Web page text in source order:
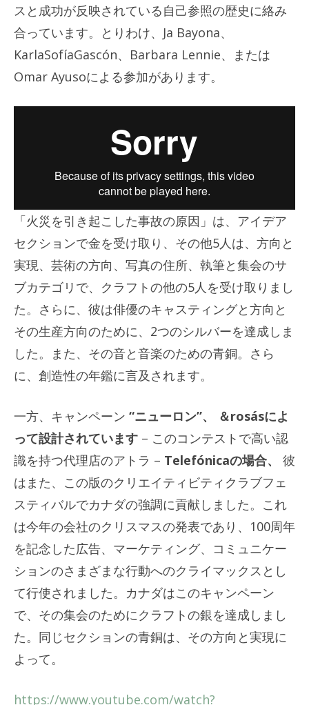
スと成功が反映されている自己参照の歴史に絡み
合っています。とりわけ、Ja Bayona、
KarlaSofíaGascón、Barbara Lennie、または
Omar Ayusoによる参加があります。
「火災を引き起こした事故の原因」は、アイデア
セクションで金を受け取り、その他5人は、方向と
実現、芸術の方向、写真の住所、執筆と集会のサ
ブカテゴリで、クラフトの他の5人を受け取りまし
た。さらに、彼は俳優のキャスティングと方向と
その生産方向のために、2つのシルバーを達成しま
した。また、その音と音楽のための青銅。さら
に、創造性の年鑑に言及されます。
一方、キャンペーン “ニューロン”、
＆rosásによ
って設計されています – このコンテストで高い認
識を持つ代理店のアトラ – Telefónicaの場合、
彼
はまた、この版のクリエイティビティクラブフェ
スティバルでカナダの強調に貢献しました。これ
は今年の会社のクリスマスの発表であり、100周年
を記念した広告、マーケティング、コミュニケー
ションのさまざまな行動へのクライマックスとし
て行使されました。カナダはこのキャンペーン
で、その集会のためにクラフトの銀を達成しまし
た。同じセクションの青銅は、その方向と実現に
よって。
https://www.youtube.com/watch?